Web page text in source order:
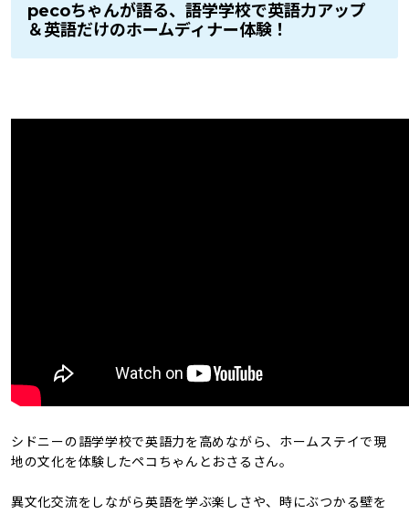
pecoちゃんが語る、語学学校で英語力アップ
＆英語だけのホームディナー体験！
シドニーの語学学校で英語力を高めながら、ホームステイで現
地の文化を体験したペコちゃんとおさるさん。
異文化交流をしながら英語を学ぶ楽しさや、時にぶつかる壁を